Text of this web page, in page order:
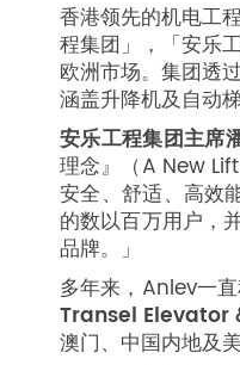
香港领先的机电工
程集团」，「安乐
欧洲市场。集团透
涵盖升降机及自动
安乐工程集团主席
理念』（A New
安全、舒适、高效
的数以百万用户，
品牌。」
多年来，Anlev一
Transel Elevator
澳门、中国内地及